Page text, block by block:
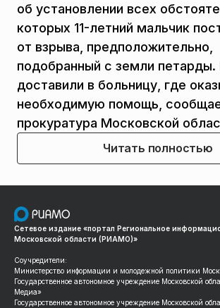
об установлении всех
которых 11-летний мальчик
от взрыва, предположительно,
подобранный с земли петарды.
доставили в больницу, где
необходимую помощь,
прокуратура Московской
Читать полностью
Сетевое издание «портал Региональное
Московской области (РИАМО)»
Соучредители:
Министерство информации и молодежной политики
Государственное автономное учреждение Московской
Медиа»
Государственное автономное учреждение Московской